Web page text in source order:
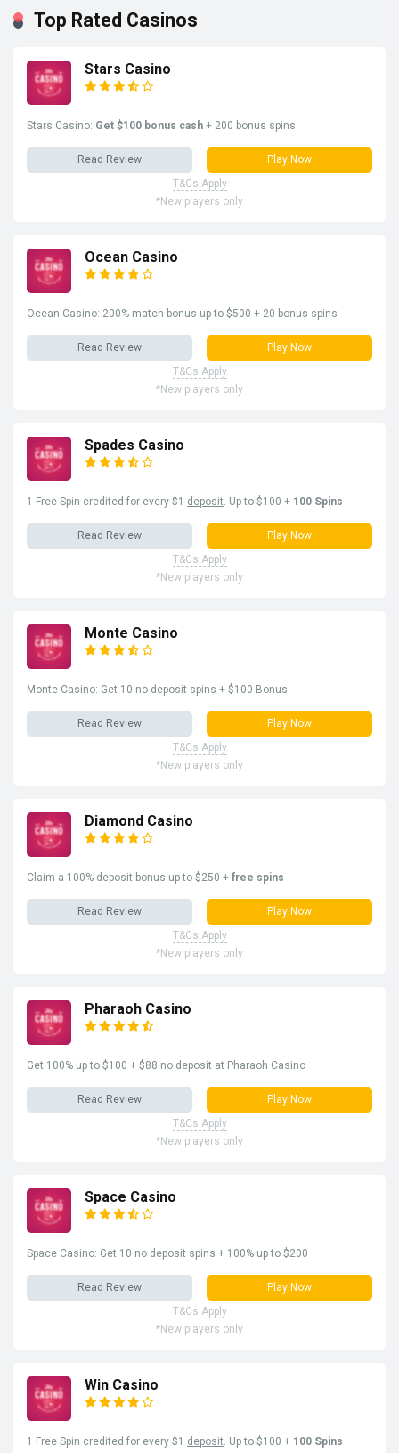
Top Rated Casinos
Stars Casino
Stars Casino: Get $100 bonus cash + 200 bonus spins
Read Review
Play Now
T&Cs Apply
*New players only
Ocean Casino
Ocean Casino: 200% match bonus up to $500 + 20 bonus spins
Read Review
Play Now
T&Cs Apply
*New players only
Spades Casino
1 Free Spin credited for every $1 deposit. Up to $100 + 100 Spins
Read Review
Play Now
T&Cs Apply
*New players only
Monte Casino
Monte Casino: Get 10 no deposit spins + $100 Bonus
Read Review
Play Now
T&Cs Apply
*New players only
Diamond Casino
Claim a 100% deposit bonus up to $250 + free spins
Read Review
Play Now
T&Cs Apply
*New players only
Pharaoh Casino
Get 100% up to $100 + $88 no deposit at Pharaoh Casino
Read Review
Play Now
T&Cs Apply
*New players only
Space Casino
Space Casino: Get 10 no deposit spins + 100% up to $200
Read Review
Play Now
T&Cs Apply
*New players only
Win Casino
1 Free Spin credited for every $1 deposit. Up to $100 + 100 Spins